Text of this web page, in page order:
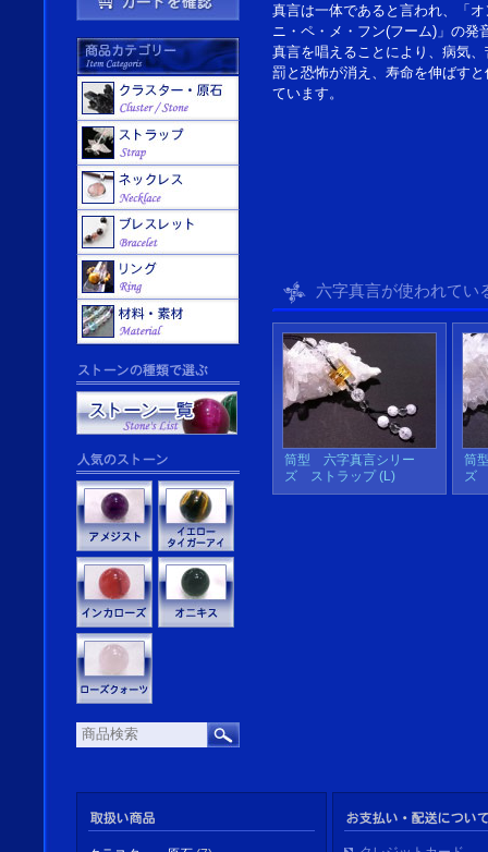
真言は一体であると言われ、「
ニ・ペ・メ・フン(フーム)」の発
真言を唱えることにより、病気
罰と恐怖が消え、寿命を伸ばす
ています。
六字真言が使われてい
筒型 六字真言シリー
ズ ストラップ (L)
筒
ズ